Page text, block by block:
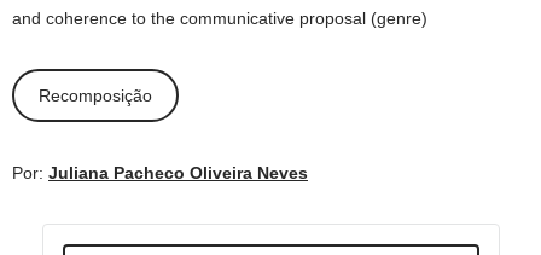
and coherence to the communicative proposal (genre)
Recomposição
Por: Juliana Pacheco Oliveira Neves